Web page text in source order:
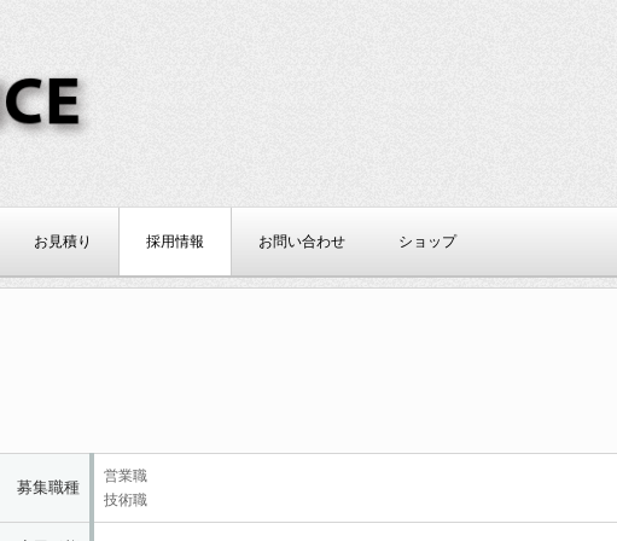
お見積り 採用情報 お問い合わせ ショップ
募集職種
営業職
技術職